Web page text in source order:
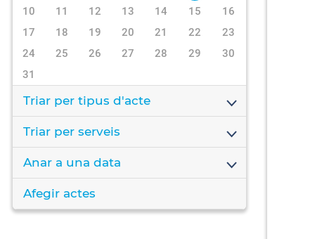
10
11 12 13 14 15
16
17
18 19 20 21 22
23
24
25 26 27 28 29
30
31
Triar per tipus d'acte
Triar per serveis
Anar a una data
Afegir actes